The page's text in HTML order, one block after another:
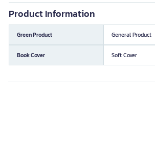
Product Information
Green Product General Product
Book Cover Soft Cover